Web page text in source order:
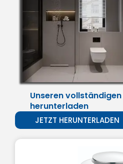
Unseren
herunterladen
JETZT HERUNTERLADEN